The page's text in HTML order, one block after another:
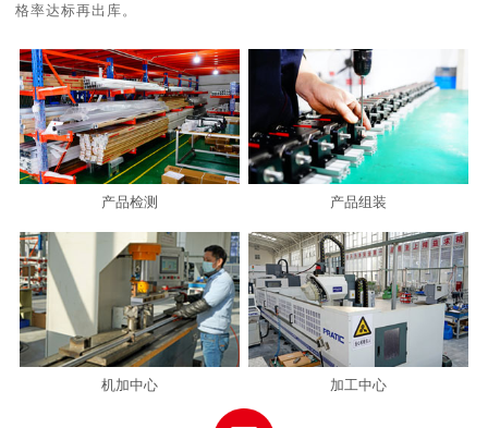
格率达标再出库。
产品检测 产品组装
机加中心 加工中心